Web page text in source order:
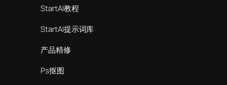
StartAI教程
StartAI提示词库
产品精修
Ps抠图